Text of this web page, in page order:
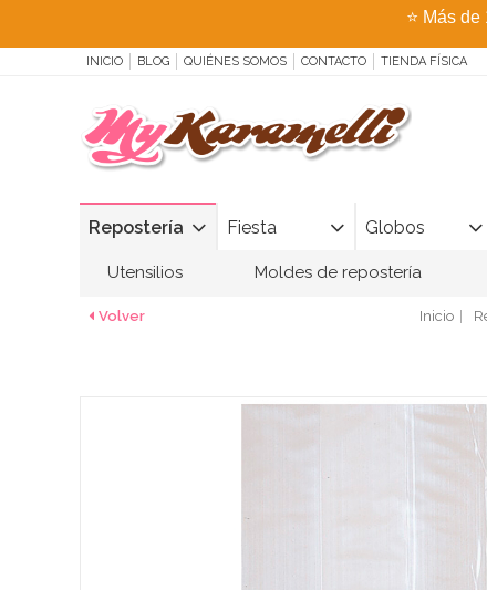
⭐ Más de
INICIO BLOG QUIÉNES SOMOS CONTACTO TIENDA FÍSICA
Repostería Fiesta Globos
Utensilios Moldes de repostería
Volver Inicio